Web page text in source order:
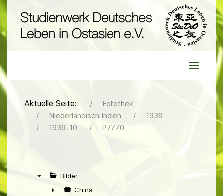
Aktuelle Seite:
Fotothek
Niederländisch Indien
1939
1939-10
P7770
Bilder
China